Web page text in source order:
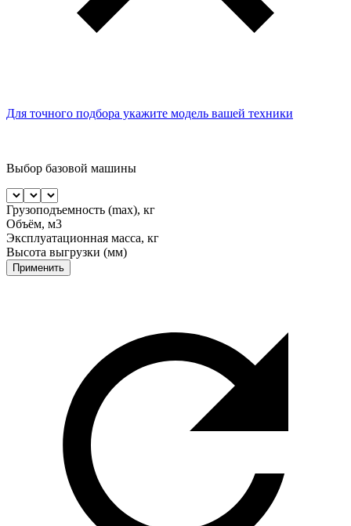
Для точного подбора укажите модель вашей техники
Выбор базовой машины
Грузоподъемность (max), кг
Объём, м3
Эксплуатационная масса, кг
Высота выгрузки (мм)